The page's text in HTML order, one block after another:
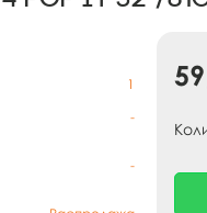
1
-
-